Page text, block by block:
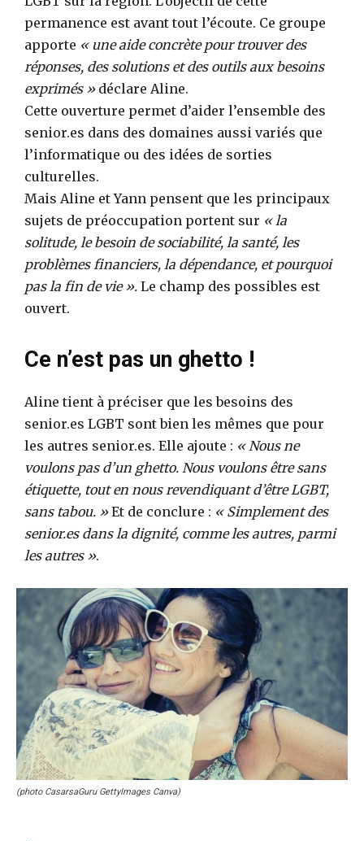
permanence est avant tout l’écoute. Ce groupe
apporte « une aide concrète pour trouver des
réponses, des solutions et des outils aux besoins
exprimés »déclare Aline.
Cette ouverture permet d’aider l’ensemble des
senior.es dans des domaines aussi variés que
l’informatique ou des idées de sorties
culturelles.
Mais Aline et Yann pensent que les principaux
sujets de préoccupation portent sur « la
solitude, le besoin de sociabilité, la santé, les
problèmes financiers, la dépendance, et pourquoi
pas la fin de vie ». Le champ des possibles est
ouvert.
Ce n’est pas un ghetto !
Aline tient à préciser que les besoins des
senior.es LGBT sont bien les mêmes que pour
les autres senior.es. Elle ajoute : « Nous ne
voulons pas d’un ghetto. Nous voulons être sans
étiquette, tout en nous revendiquant d’être LGBT,
sans tabou. »Et de conclure : « Simplement des
senior.es dans la dignité, comme les autres, parmi
les autres ».
(photo CasarsaGuru GettyImages Canva)